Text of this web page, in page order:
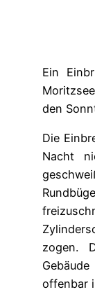
Ein
den
Die
Nacht
zogen.
offenbar